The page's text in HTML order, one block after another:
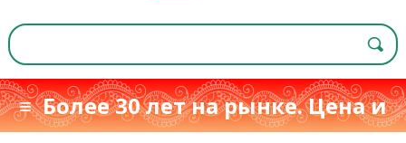
≡ Более 30 лет на рынке. Цена и